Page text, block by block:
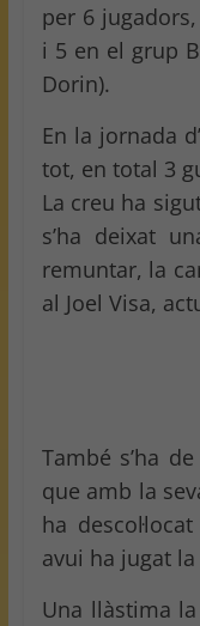
per 6
i 5 en el grup
Dorin).
En la jornada
tot, en total 3
La creu ha
s’ha deixat
remuntar, la
al Joel Visa,
També s’ha
que amb la
ha
avui ha jugat
Una llàstima